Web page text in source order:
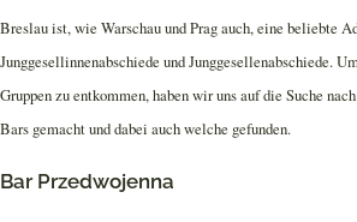
Breslau ist, wie Warschau und Prag auch, eine beliebte
Junggesellinnenabschiede und Junggesellenabschiede.
Gruppen zu entkommen, haben wir uns auf die Suche
Bars gemacht und dabei auch welche gefunden.
Bar Przedwojenna